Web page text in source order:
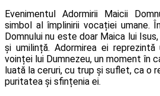
Evenimentul Adormirii Maicii
simbol al împlinirii vocației umane.
Domnului nu este doar Maica lui
și umilință. Adormirea ei
voinței lui Dumnezeu, un moment în
luată la ceruri, cu trup și suflet, ca o
puritatea și sfințenia ei.